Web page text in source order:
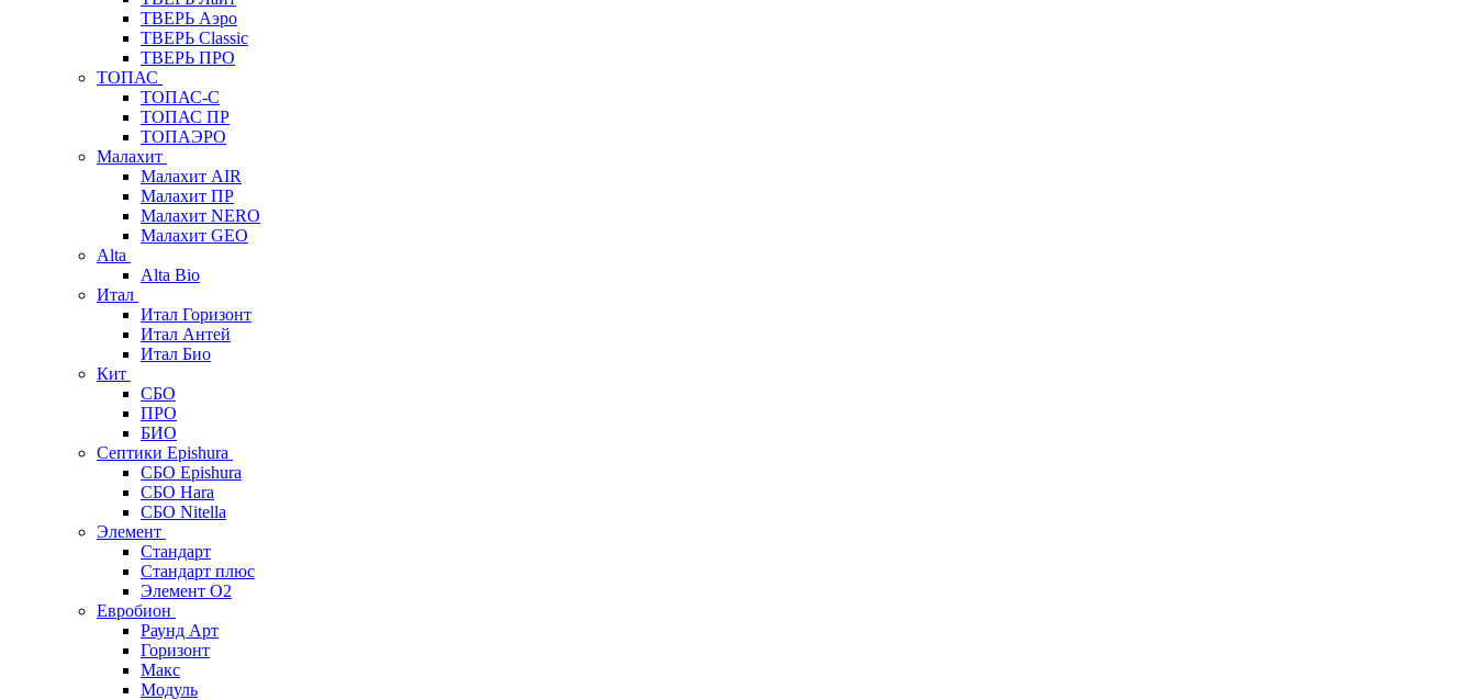
ТВЕРЬ Аэро
ТВЕРЬ Classic
ТВЕРЬ ПРО
ТОПАС
ТОПАС-С
ТОПАС ПР
ТОПАЭРО
Малахит
Малахит AIR
Малахит ПР
Малахит NERO
Малахит GEO
Alta
Alta Bio
Итал
Итал Горизонт
Итал Антей
Итал Био
Кит
СБО
ПРО
БИО
Септики Epishura
СБО Epishura
СБО Hara
СБО Nitella
Элемент
Стандарт
Стандарт плюс
Элемент О2
Евробион
Раунд Арт
Горизонт
Макс
Модуль